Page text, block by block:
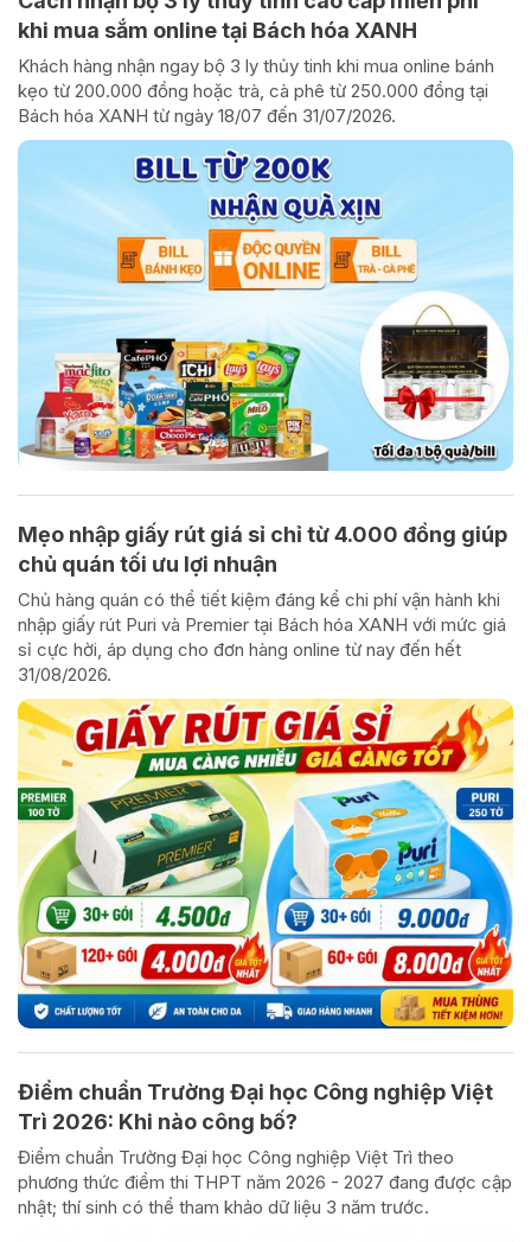
khi mua sắm online tại Bách hóa XANH
Khách hàng nhận ngay bộ 3 ly thủy tinh khi mua online bánh
kẹo từ 200.000 đồng hoặc trà, cà phê từ 250.000 đồng tại
Bách hóa XANH từ ngày 18/07 đến 31/07/2026.
Mẹo nhập giấy rút giá sỉ chỉ từ 4.000 đồng giúp
chủ quán tối ưu lợi nhuận
Chủ hàng quán có thể tiết kiệm đáng kể chi phí vận hành khi
nhập giấy rút Puri và Premier tại Bách hóa XANH với mức giá
sỉ cực hời, áp dụng cho đơn hàng online từ nay đến hết
31/08/2026.
Điểm chuẩn Trường Đại học Công nghiệp Việt
Trì 2026: Khi nào công bố?
Điểm chuẩn Trường Đại học Công nghiệp Việt Trì theo
phương thức điểm thi THPT năm 2026 - 2027 đang được cập
nhật; thí sinh có thể tham khảo dữ liệu 3 năm trước.